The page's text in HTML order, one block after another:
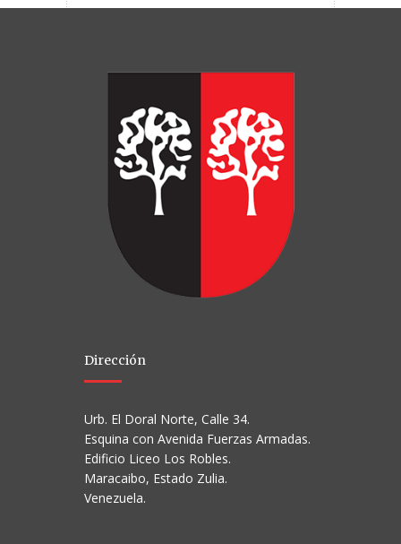
Dirección
Urb. El Doral Norte, Calle 34.
Esquina con Avenida Fuerzas Armadas.
Edificio Liceo Los Robles.
Maracaibo, Estado Zulia.
Venezuela.